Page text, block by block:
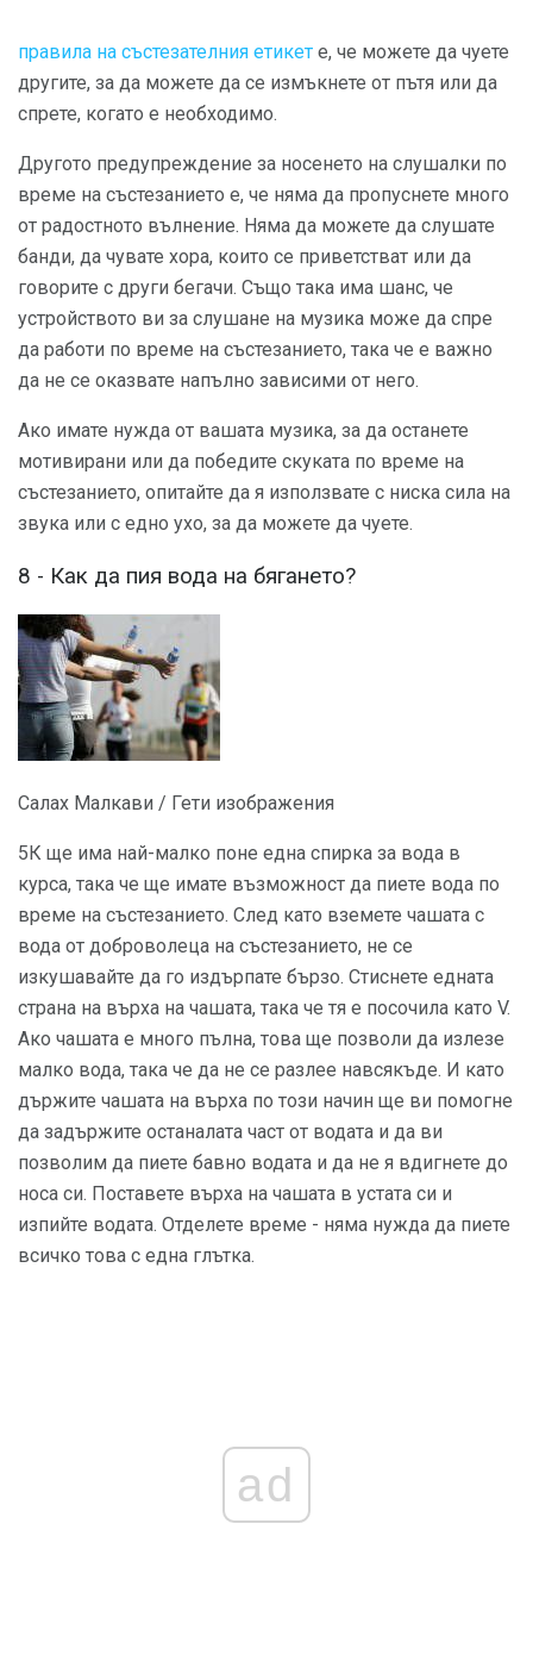
правила на състезателния етикет е, че можете да чуете
другите, за да можете да се измъкнете от пътя или да
спрете, когато е необходимо.
Другото предупреждение за носенето на слушалки по
време на състезанието е, че няма да пропуснете много
от радостното вълнение. Няма да можете да слушате
банди, да чувате хора, които се приветстват или да
говорите с други бегачи. Също така има шанс, че
устройството ви за слушане на музика може да спре
да работи по време на състезанието, така че е важно
да не се оказвате напълно зависими от него.
Ако имате нужда от вашата музика, за да останете
мотивирани или да победите скуката по време на
състезанието, опитайте да я използвате с ниска сила на
звука или с едно ухо, за да можете да чуете.
8 - Как да пия вода на бягането?
Салах Малкави / Гети изображения
5К ще има най-малко поне една спирка за вода в
курса, така че ще имате възможност да пиете вода по
време на състезанието. След като вземете чашата с
вода от доброволеца на състезанието, не се
изкушавайте да го издърпате бързо. Стиснете едната
страна на върха на чашата, така че тя е посочила като V.
Ако чашата е много пълна, това ще позволи да излезе
малко вода, така че да не се разлее навсякъде. И като
държите чашата на върха по този начин ще ви помогне
да задържите останалата част от водата и да ви
позволим да пиете бавно водата и да не я вдигнете до
носа си. Поставете върха на чашата в устата си и
изпийте водата. Отделете време - няма нужда да пиете
всичко това с една глътка.
ad